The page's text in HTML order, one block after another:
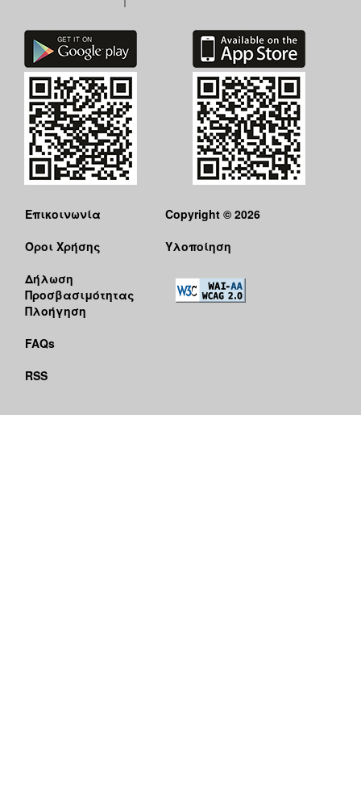
Επικοινωνία
Όροι Χρήσης
Δήλωση
Προσβασιμότητας
Πλοήγηση
FAQs
RSS
Copyright © 2026
Υλοποίηση